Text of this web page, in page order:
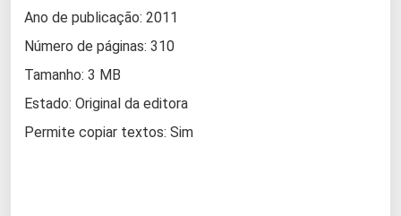
Ano de publicação: 2011
Número de páginas: 310
Tamanho: 3 MB
Estado: Original da editora
Permite copiar textos: Sim